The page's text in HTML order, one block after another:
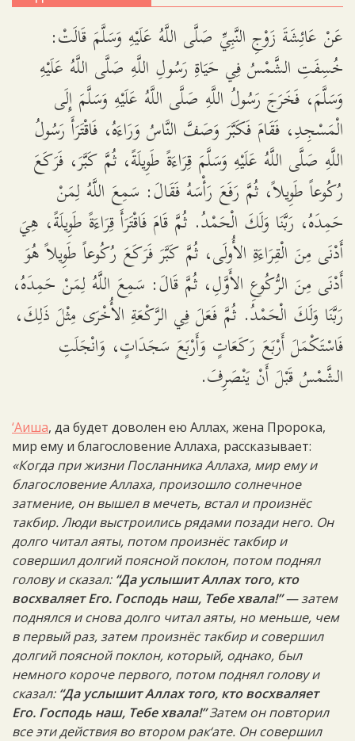
عَنْ عَائِشَةَ زَوْجِ النَّبِيِّ صَلَّى اللَّهُ عَلَيْهِ وَسَلَّمَ قَالَتْ:
خُسِفَتِ الشَّمْسُ فِي حَيَاةِ رَسُولِ اللَّهِ صَلَّى اللَّهُ عَلَيْهِ
وَسَلَّمَ، فَخَرَجَ رَسُولُ اللَّهِ صَلَّى اللَّهُ عَلَيْهِ وَسَلَّمَ إِلَى
الْمَسْجِدِ، فَقَامَ فَكَبَّرَ وَصَفَّ النَّاسُ وَرَاءَهُ، فَاقْتَرَأَ رَسُولُ
اللَّهِ صَلَّى اللَّهُ عَلَيْهِ وَسَلَّمَ قِرَاءَةً طَوِيلَةً، ثُمَّ كَبَّرَ، فَرَكَعَ
رُكُوعاً طَوِيلاً، ثُمَّ رَفَعَ رَأْسَهُ فَقَالَ: سَمِعَ اللَّهُ لِمَنْ
حَمِدَهُ، رَبَّنَا وَلَكَ الْحَمْدُ. ثُمَّ قَامَ فَاقْتَرَأَ قِرَاءَةً طَوِيلَةً، هِيَ
أَدْنَى مِنَ الْقِرَاءَةِ الأُولَى، ثُمَّ كَبَّرَ فَرَكَعَ رُكُوعاً طَوِيلاً هُوَ
أَدْنَى مِنَ الرُّكُوعِ الأَوَّلِ، ثُمَّ قَالَ: سَمِعَ اللَّهُ لِمَنْ حَمِدَهُ،
رَبَّنَا وَلَكَ الْحَمْدُ. ثُمَّ فَعَلَ فِي الرَّكْعَةِ الأُخْرَى مِثْلَ ذَلِكَ،
فَاسْتَكْمَلَ أَرْبَعَ رَكَعَاتٍ وَأَرْبَعَ سَجَدَاتٍ، وَانْجَلَتِ
الشَّمْسُ قَبْلَ أَنْ يَنْصَرِفَ.
‘Аиша, да будет доволен ею Аллах, жена Пророка,
мир ему и благословение Аллаха, рассказывает:
«Когда при жизни Посланника Аллаха, мир ему и
благословение Аллаха, произошло солнечное
затмение, он вышел в мечеть, встал и произнёс
такбир. Люди выстроились рядами позади него. Он
долго читал аяты, потом произнёс такбир и
совершил долгий поясной поклон, потом поднял
голову и сказал: “Да услышит Аллах того, кто
восхваляет Его. Господь наш, Тебе хвала!”— затем
поднялся и снова долго читал аяты, но меньше, чем
в первый раз, затем произнёс такбир и совершил
долгий поясной поклон, который, однако, был
немного короче первого, потом поднял голову и
сказал: “Да услышит Аллах того, кто восхваляет
Его. Господь наш, Тебе хвала!”Затем он повторил
все эти действия во втором рак‘ате. Он совершил